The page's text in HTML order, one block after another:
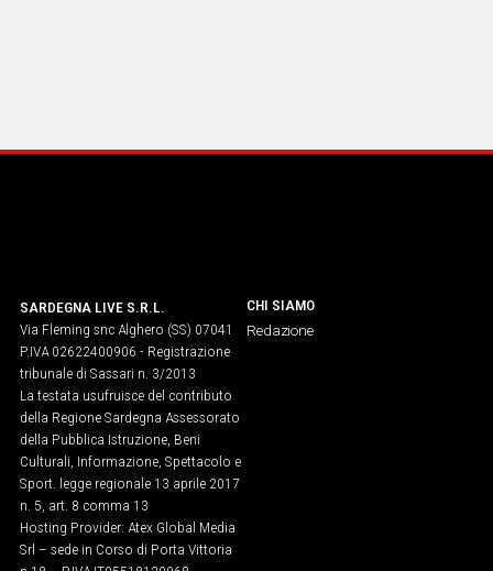
SARDEGNA LIVE S.R.L.
Via Fleming snc Alghero (SS) 07041
P.IVA 02622400906 - Registrazione
tribunale di Sassari n. 3/2013
La testata usufruisce del contributo
della Regione Sardegna Assessorato
della Pubblica Istruzione, Beni
Culturali, Informazione, Spettacolo e
Sport. legge regionale 13 aprile 2017
n. 5, art. 8 comma 13
Hosting Provider: Atex Global Media
Srl – sede in Corso di Porta Vittoria
CHI SIAMO
Redazione